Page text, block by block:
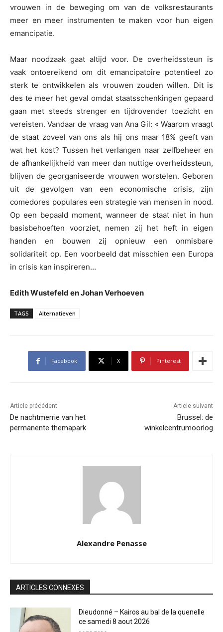
vrouwen in de beweging om van de volksrestaurants
meer en meer instrumenten te maken voor hun eigen
emancipatie.
Maar noodzaak gaat altijd voor. De overheidssteun is
vaak ontoereikend om dit emancipatoire potentieel zo
sterk te ontwikkelen als vrouwen zouden willen. Dit is
des te meer het geval omdat staatsschenkingen gepaard
gaan met steeds strenger en tijdrovender toezicht en
vereisten. Vandaar de vraag van Ana Gil: « Waarom vraagt
de staat zoveel van ons als hij ons maar 18% geeft van
wat het kost? Tussen het verlangen naar zelfbeheer en
de afhankelijkheid van meer dan nuttige overheidssteun,
blijven de georganiseerde vrouwen worstelen. Geboren
uit de gevolgen van een economische crisis, zijn
comedores populares een strategie van mensen in nood.
Op een bepaald moment, wanneer de staat niet in hun
basisbehoeften voorziet, nemen zij het heft in eigen
handen en bouwen zij opnieuw een onmisbare
solidariteit op. Een voorbeeld dat misschien een Europa
in crisis kan inspireren…
Edith Wustefeld en Johan Verhoeven
TAGS Alternatieven
Facebook X Pinterest
Article précédent
De nachtmerrie van het
permanente themapark
Article suivant
Brussel: de
winkelcentrumoorlog
Alexandre Penasse
ARTICLES CONNEXES
Dieudonné – Kairos au bal de la quenelle
ce samedi 8 aout 2026